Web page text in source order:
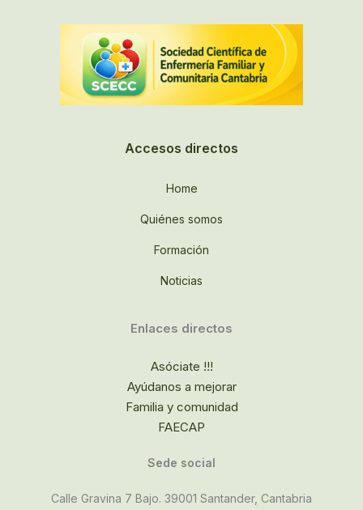
Accesos directos
Home
Quiénes somos
Formación
Noticias
Enlaces directos
Asóciate !!!
Ayúdanos a mejorar
Familia y comunidad
FAECAP
Sede social
Calle Gravina 7 Bajo. 39001 Santander, Cantabria